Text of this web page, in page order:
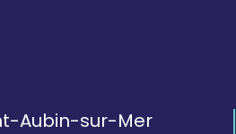
Aubin-sur-Mer